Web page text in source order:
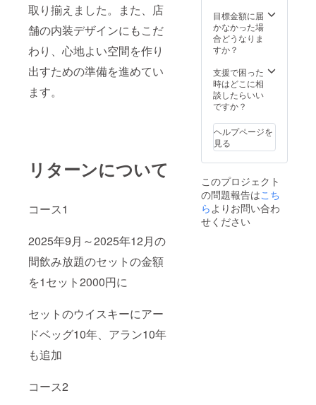
取り揃えました。また、店
舗の内装デザインにもこだ
わり、心地よい空間を作り
出すための準備を進めてい
ます。
リターンについて
コース1
2025年9月～2025年12月の
間飲み放題のセットの金額
を1セット2000円に
セットのウイスキーにアー
ドベッグ10年、アラン10年
も追加
コース2
ます 飲
み物も
アラン
10年、
ベッグ
10年も
飲み放
題に追
ます
オープ
ンから
2025年
日まで
有効）
※20才未
満の者
による
インし
た会員
ステッ
カーを
ま
す。】
（こち
らを入
見せる
ことで
飲み放
題コー
4500円
から
2500円
引きの
2000円
目標金額に届
かなかった場
合どうなりま
すか？
支援で困った
時はどこに相
談したらいい
ですか？
ヘルプページを
見る
このプロジェクト
の問題報告はこち
らよりお問い合わ
せください